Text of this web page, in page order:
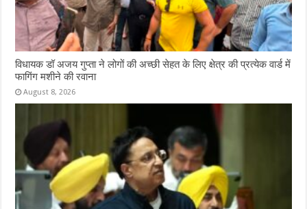
विधायक डॉ अजय गुप्ता ने लोगों की अच्छी सेहत के लिए क्षेत्र की प्रत्येक वार्ड में
फागिंग मशीने की रवाना
August 8, 2026